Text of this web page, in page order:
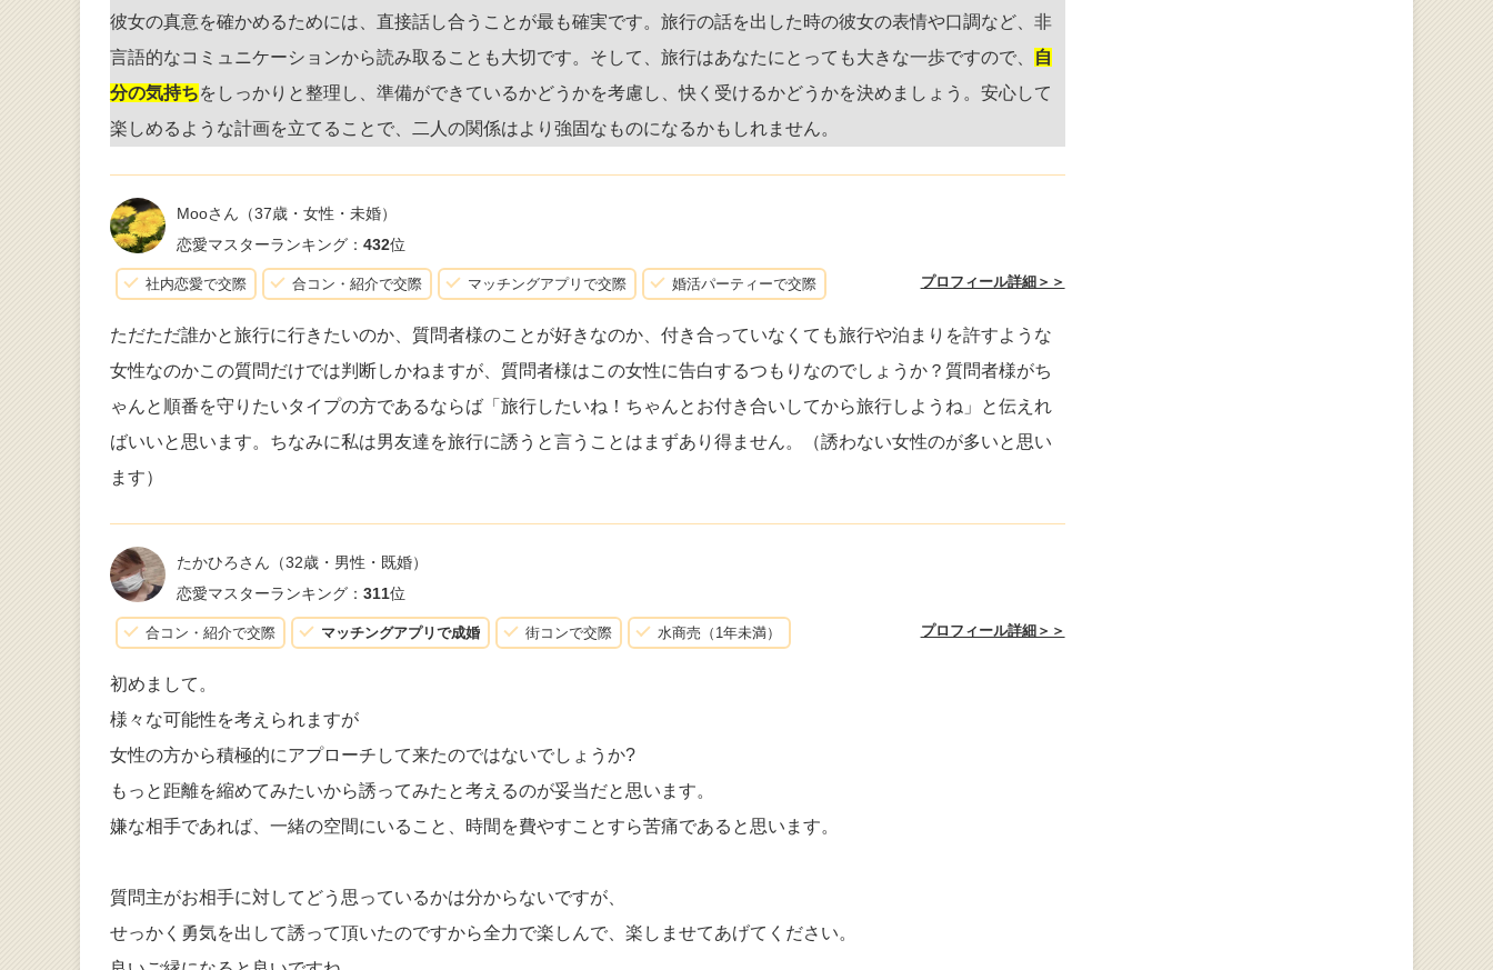
彼女の真意を確かめるためには、直接話し合うことが最も確実です。旅行の話を出した時の彼女の表情や口調など、非
言語的なコミュニケーションから読み取ることも大切です。そして、旅行はあなたにとっても大きな一歩ですので、
自
分の気持ちをしっかりと整理し、準備ができているかどうかを考慮し、快く受けるかどうかを決めましょう。安心して
楽しめるような計画を立てることで、二人の関係はより強固なものになるかもしれません。
Mooさん （37歳・女性・未婚）
恋愛マスターランキング： 432位
社内恋愛で交際 合コン・紹介で交際 マッチングアプリで交際 婚活パーティーで交際 プロフィール詳細＞＞
ただただ誰かと旅行に行きたいのか、質問者様のことが好きなのか、付き合っていなくても旅行や泊まりを許すような
女性なのかこの質問だけでは判断しかねますが、質問者様はこの女性に告白するつもりなのでしょうか？質問者様がち
ゃんと順番を守りたいタイプの方であるならば「旅行したいね！ちゃんとお付き合いしてから旅行しようね」と伝えれ
ばいいと思います。ちなみに私は男友達を旅行に誘うと言うことはまずあり得ません。（誘わない女性のが多いと思い
ます）
たかひろさん （32歳・男性・既婚）
恋愛マスターランキング： 311位
合コン・紹介で交際 マッチングアプリで成婚 街コンで交際 水商売（1年未満） プロフィール詳細＞＞
初めまして。
様々な可能性を考えられますが
女性の方から積極的にアプローチして来たのではないでしょうか?
もっと距離を縮めてみたいから誘ってみたと考えるのが妥当だと思います。
嫌な相手であれば、一緒の空間にいること、時間を費やすことすら苦痛であると思います。
質問主がお相手に対してどう思っているかは分からないですが、
せっかく勇気を出して誘って頂いたのですから全力で楽しんで、楽しませてあげてください。